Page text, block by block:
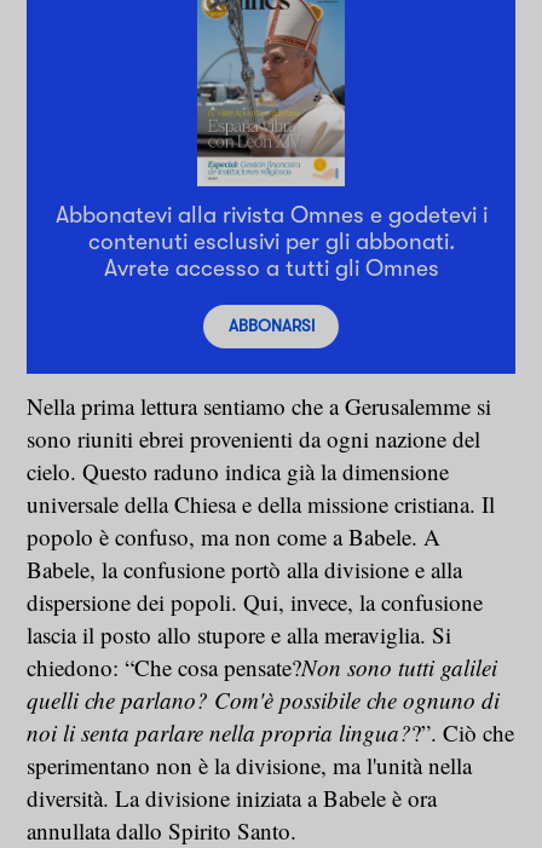
Abbonatevi alla rivista Omnes e godetevi i
contenuti esclusivi per gli abbonati.
Avrete accesso a tutti gli Omnes
ABBONARSI
Nella prima lettura sentiamo che a Gerusalemme si
sono riuniti ebrei provenienti da ogni nazione del
cielo. Questo raduno indica già la dimensione
universale della Chiesa e della missione cristiana. Il
popolo è confuso, ma non come a Babele. A
Babele, la confusione portò alla divisione e alla
dispersione dei popoli. Qui, invece, la confusione
lascia il posto allo stupore e alla meraviglia. Si
chiedono: “Che cosa pensate?Non sono tutti galilei
quelli che parlano? Com'è possibile che ognuno di
noi li senta parlare nella propria lingua??”. Ciò che
sperimentano non è la divisione, ma l'unità nella
diversità. La divisione iniziata a Babele è ora
annullata dallo Spirito Santo.